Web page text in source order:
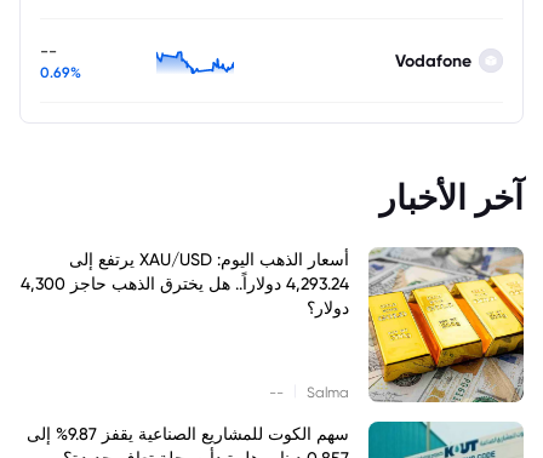
Vodafone
--
0.69%
آخر الأخبار
أسعار الذهب اليوم: XAU/USD يرتفع إلى
4,293.24 دولاراً.. هل يخترق الذهب حاجز 4,300
دولار؟
Salma
--
سهم الكوت للمشاريع الصناعية يقفز 9.87% إلى